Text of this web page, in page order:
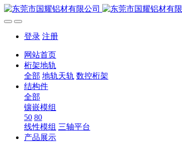
登录 注册
网站首页
桁架地轨
全部 地轨天轨 数控桁架
结构件
全部
镶嵌模组
50 80
线性模组 三轴平台
产品展示